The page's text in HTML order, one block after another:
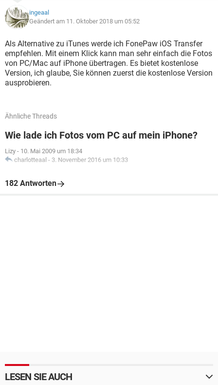
ingeaal
Geändert am 11. Oktober 2018 um 05:52
Als Alternative zu iTunes werde ich FonePaw iOS Transfer
empfehlen. Mit einem Klick kann man sehr einfach die Fotos
von PC/Mac auf iPhone übertragen. Es bietet kostenlose
Version, ich glaube, Sie können zuerst die kostenlose Version
ausprobieren.
Ähnliche Threads
Wie lade ich Fotos vom PC auf mein iPhone?
Lizy - 10. Mai 2009 um 18:34
charlotteaal - 3. November 2016 um 10:33
182 Antworten
LESEN SIE AUCH